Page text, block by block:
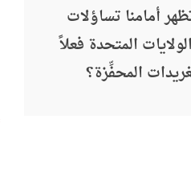
أمامنا تساؤلات
المتحدة فعلاً
المحفِّزة؟